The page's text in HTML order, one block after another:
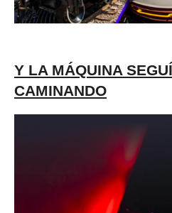
Y LA MÁQUINA
CAMINANDO